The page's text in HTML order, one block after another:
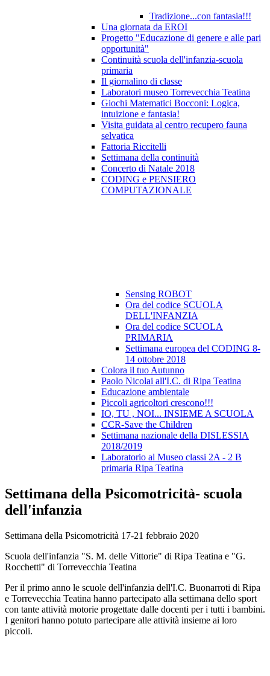
Tradizione...con fantasia!!!
Una giornata da EROI
Progetto "Educazione di genere e alle pari
opportunità"
Continuità scuola dell'infanzia-scuola
primaria
Il giornalino di classe
Laboratori museo Torrevecchia Teatina
Giochi Matematici Bocconi: Logica,
intuizione e fantasia!
Visita guidata al centro recupero fauna
selvatica
Fattoria Riccitelli
Settimana della continuità
Concerto di Natale 2018
CODING e PENSIERO
COMPUTAZIONALE
Sensing ROBOT
Ora del codice SCUOLA
DELL'INFANZIA
Ora del codice SCUOLA
PRIMARIA
Settimana europea del CODING 8-
14 ottobre 2018
Colora il tuo Autunno
Paolo Nicolai all'I.C. di Ripa Teatina
Educazione ambientale
Piccoli agricoltori crescono!!!
IO, TU , NOI... INSIEME A SCUOLA
CCR-Save the Children
Settimana nazionale della DISLESSIA
2018/2019
Laboratorio al Museo classi 2A - 2 B
primaria Ripa Teatina
Settimana della Psicomotricità- scuola
dell'infanzia
Settimana della Psicomotricità 17-21 febbraio 2020
Scuola dell'infanzia "S. M. delle Vittorie" di Ripa Teatina e "G.
Rocchetti" di Torrevecchia Teatina
Per il primo anno le scuole dell'infanzia dell'I.C. Buonarroti di Ripa
e Torrevecchia Teatina hanno partecipato alla settimana dello sport
con tante attività motorie progettate dalle docenti per i tutti i bambini.
I genitori hanno potuto partecipare alle attività insieme ai loro
piccoli.